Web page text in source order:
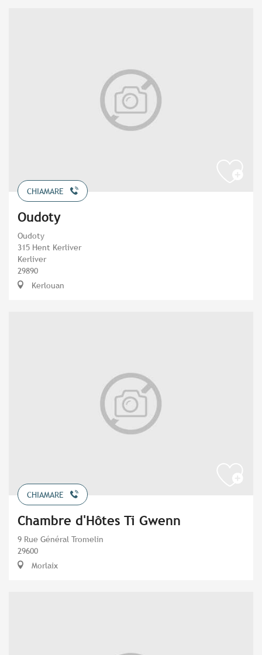
CHIAMARE
Oudoty
Oudoty
315 Hent Kerliver
Kerliver
29890
Kerlouan
CHIAMARE
Chambre d'Hôtes Ti Gwenn
9 Rue Général Tromelin
29600
Morlaix